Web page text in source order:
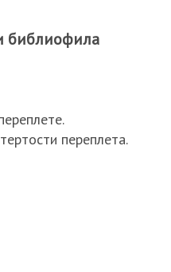
библиофила
переплета.